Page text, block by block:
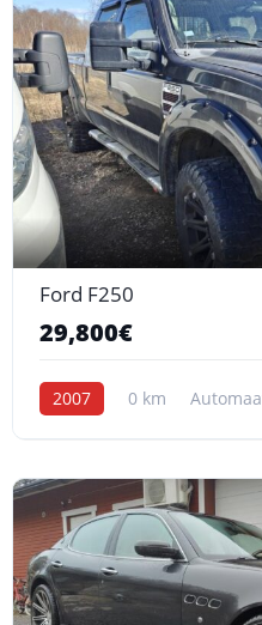
Ford F250
29,800€
2007 0 km